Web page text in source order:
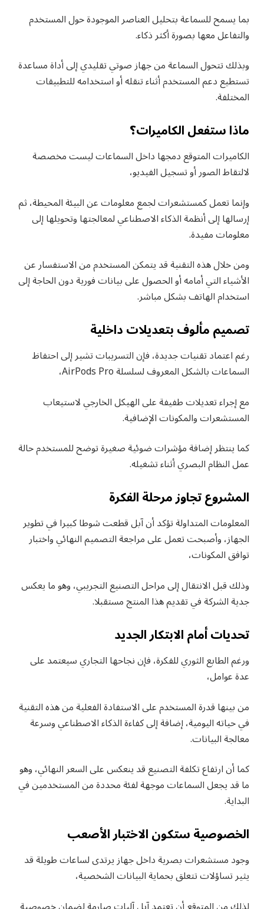
بما يسمح للسماعة بتحليل العناصر الموجودة حول المستخدم
والتفاعل معها بصورة أكثر ذكاء.
وبذلك تتحول السماعة من جهاز صوتي تقليدي إلى أداة مساعدة
تستطيع دعم المستخدم أثناء تنقله أو استخدامه للتطبيقات
المختلفة.
ماذا ستفعل الكاميرات؟
الكاميرات المتوقع دمجها داخل السماعات ليست مخصصة
لالتقاط الصور أو تسجيل الفيديو،
وإنما تعمل كمستشعرات لجمع معلومات عن البيئة المحيطة، ثم
إرسالها إلى أنظمة الذكاء الاصطناعي لمعالجتها وتحويلها إلى
معلومات مفيدة.
ومن خلال هذه التقنية قد يتمكن المستخدم من الاستفسار عن
الأشياء التي أمامه أو الحصول على بيانات فورية دون الحاجة إلى
استخدام الهاتف بشكل مباشر.
تصميم مألوف بتعديلات داخلية
رغم اعتماد تقنيات جديدة، فإن التسريبات تشير إلى احتفاظ
السماعات بالشكل المعروف لسلسلة AirPods Pro،
مع إجراء تعديلات طفيفة على الهيكل الخارجي لاستيعاب
المستشعرات والمكونات الإضافية.
كما ينتظر إضافة مؤشرات ضوئية صغيرة توضح للمستخدم حالة
عمل النظام البصري أثناء تشغيله.
المشروع تجاوز مرحلة الفكرة
المعلومات المتداولة تؤكد أن آبل قطعت شوطا كبيرا في تطوير
الجهاز، وأصبحت تعمل على مراجعة التصميم النهائي واختبار
توافق المكونات،
وذلك قبل الانتقال إلى مراحل التصنيع التجريبي، وهو ما يعكس
جدية الشركة في تقديم هذا المنتج مستقبلا.
تحديات أمام الابتكار الجديد
ورغم الطابع الثوري للفكرة، فإن نجاحها التجاري سيعتمد على
عدة عوامل،
من بينها قدرة المستخدم على الاستفادة الفعلية من هذه التقنية
في حياته اليومية، إضافة إلى كفاءة الذكاء الاصطناعي وسرعة
معالجة البيانات.
كما أن ارتفاع تكلفة التصنيع قد ينعكس على السعر النهائي، وهو
ما قد يجعل السماعات موجهة لفئة محددة من المستخدمين في
البداية.
الخصوصية ستكون الاختبار الأصعب
وجود مستشعرات بصرية داخل جهاز يرتدى لساعات طويلة قد
يثير تساؤلات تتعلق بحماية البيانات الشخصية،